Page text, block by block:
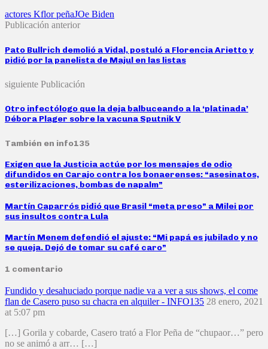
actores Kflor peñaJOe Biden
Publicación anterior
Pato Bullrich demolió a Vidal, postuló a Florencia Arietto y
pidió por la panelista de Majul en las listas
siguiente Publicación
Otro infectólogo que la deja balbuceando a la ‘platinada’
Débora Plager sobre la vacuna Sputnik V
También en info135
Exigen que la Justicia actúe por los mensajes de odio
difundidos en Carajo contra los bonaerenses: “asesinatos,
esterilizaciones, bombas de napalm”
Martín Caparrós pidió que Brasil “meta preso” a Milei por
sus insultos contra Lula
Martín Menem defendió el ajuste: “Mi papá es jubilado y no
se queja. Dejó de tomar su café caro”
1 comentario
Fundido y desahuciado porque nadie va a ver a sus shows, el come
flan de Casero puso su chacra en alquiler - INFO135 28 enero, 2021
at 5:07 pm
[…] Gorila y cobarde, Casero trató a Flor Peña de “chupaor…” pero
no se animó a arr… […]